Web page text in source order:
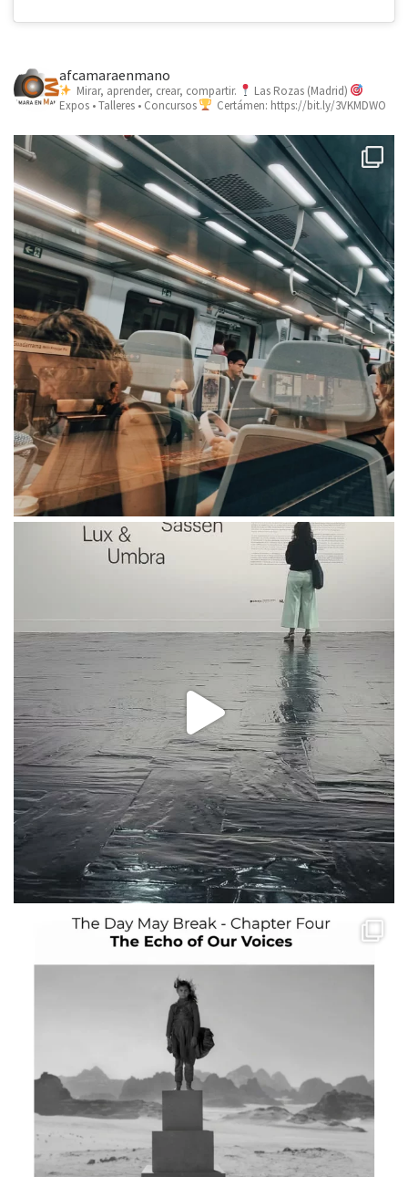
afcamaraenmano
Mirar, aprender, crear, compartir.
Las Rozas (Madrid)
Expos • Talleres • Concursos
Certámen: https://bit.ly/3VKMDWO